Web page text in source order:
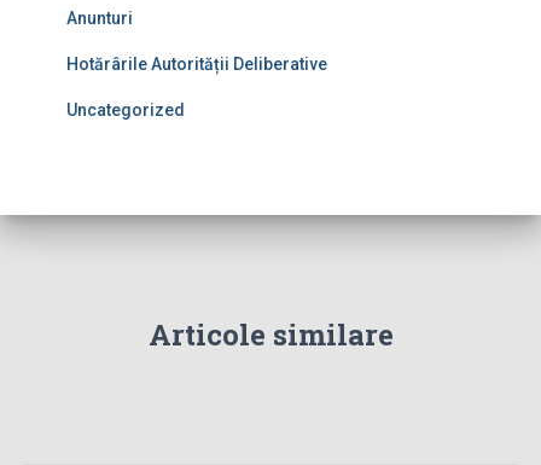
Anunturi
Hotărârile Autorității Deliberative
Uncategorized
Articole similare